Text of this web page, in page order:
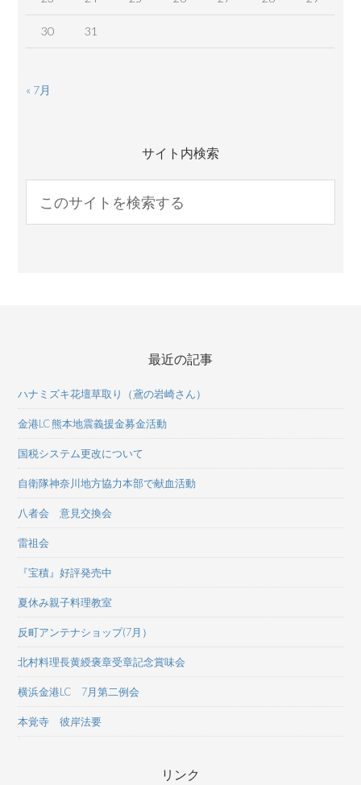
30 31
« 7月
サイト内検索
最近の記事
ハナミズキ花壇草取り（鳶の岩崎さん）
金港LC 熊本地震義援金募金活動
国税システム更改について
自衛隊神奈川地方協力本部で献血活動
八者会 意見交換会
雷祖会
『宝積』好評発売中
夏休み親子料理教室
反町アンテナショップ(7月）
北村料理長黄綬褒章受章記念賞味会
横浜金港LC 7月第二例会
本覚寺 彼岸法要
リンク